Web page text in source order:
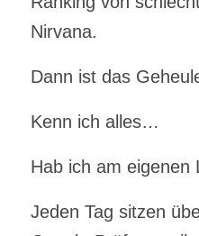
Nirvana.
Dann ist das
Kenn ich alles…
Hab ich am eigenen
Jeden Tag sitzen